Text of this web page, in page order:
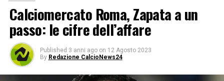
Calciomercato Roma, Zapata a un
passo: le cifre dell’affare
Published 3 anni ago on 12 Agosto 2023
By Redazione CalcioNews24